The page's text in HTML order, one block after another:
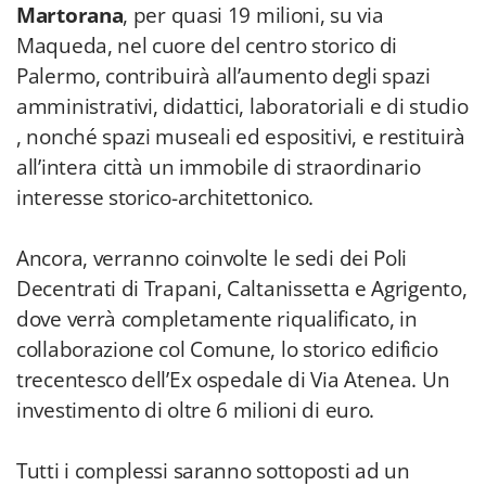
Martorana, per quasi 19 milioni, su via
Maqueda, nel cuore del centro storico di
Palermo, contribuirà all’aumento degli spazi
amministrativi, didattici, laboratoriali e di studio
, nonché spazi museali ed espositivi, e restituirà
all’intera città un immobile di straordinario
interesse storico-architettonico.
Ancora, verranno coinvolte le sedi dei Poli
Decentrati di Trapani, Caltanissetta e Agrigento,
dove verrà completamente riqualificato, in
collaborazione col Comune, lo storico edificio
trecentesco dell’Ex ospedale di Via Atenea. Un
investimento di oltre 6 milioni di euro.
Tutti i complessi saranno sottoposti ad un